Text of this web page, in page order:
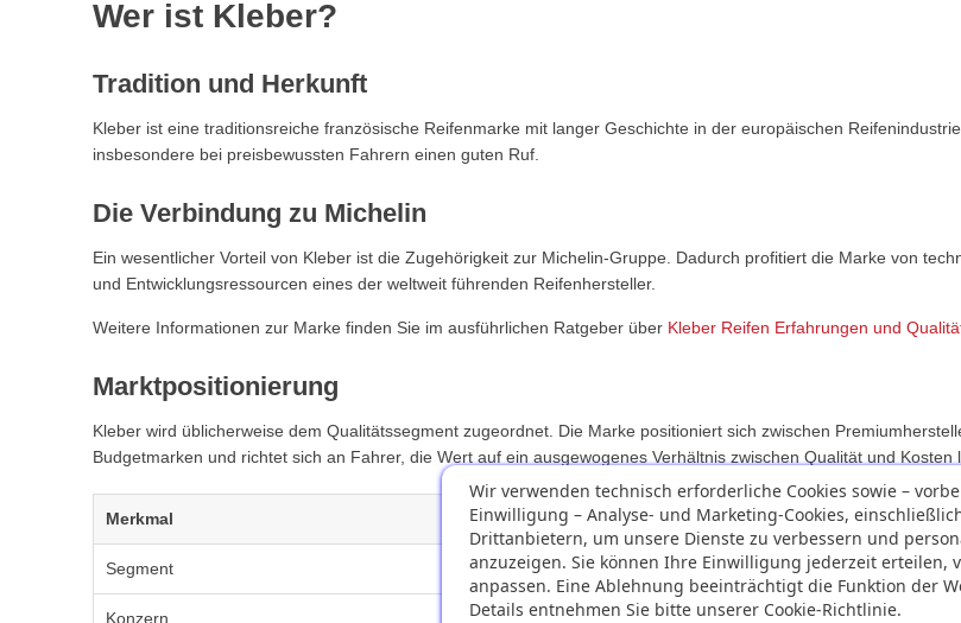
11. Erfahrungen mit Kleber Ganzjahresreifen
11.2. Wann können Alternativen sinnvoll sein?
12.1. Sind Kleber Ganzjahresreifen empfehlenswert?
12.2. Wer stellt Kleber Reifen her?
12.4. Was ist der Unterschied zwischen Kleber und Michelin?
12.5. Ist der Quadraxer 3 für Autobahnfahrten geeignet?
12.6. Gibt es Kleber Ganzjahresreifen für SUV?
12.8. Können Ganzjahresreifen Winterreifen ersetzen?
12.10. Wo kann man Kleber Reifen vergleichen?
13. Fazit zu Kleber Ganzjahresreifen
Wer ist Kleber?
Tradition und Herkunft
Kleber ist eine traditionsreiche französische Reifenmarke mit langer Geschichte in der europäischen
insbesondere bei preisbewussten Fahrern einen guten Ruf.
Die Verbindung zu Michelin
Ein wesentlicher Vorteil von Kleber ist die Zugehörigkeit zur Michelin-Gruppe. Dadurch profitiert die Marke von
und Entwicklungsressourcen eines der weltweit führenden Reifenhersteller.
Weitere Informationen zur Marke finden Sie im ausführlichen Ratgeber über Kleber Reifen Erfahrungen und
Marktpositionierung
Kleber wird üblicherweise dem Qualitätssegment zugeordnet. Die Marke positioniert sich zwischen
Budgetmarken und richtet sich an Fahrer, die Wert auf ein ausgewogenes Verhältnis zwischen Qualität und Kosten
Merkmal Kleber
Segment Qualitätssegment
Konzern Michelin-Gruppe
Wir verwenden technisch erforderliche Cookies sowie –
Einwilligung – Analyse- und Marketing-Cookies,
Drittanbietern, um unsere Dienste zu verbessern und
anzuzeigen. Sie können Ihre Einwilligung jederzeit erteilen,
anpassen. Eine Ablehnung beeinträchtigt die Funktion der
Details entnehmen Sie bitte unserer Cookie-Richtlinie.